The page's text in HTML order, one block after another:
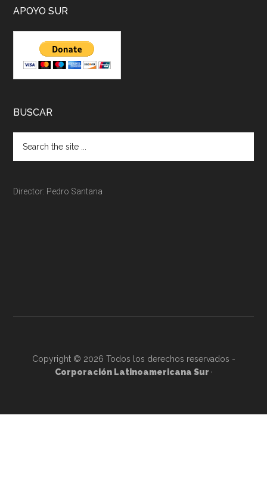
APOYO SUR
BUSCAR
Director: Pedro Santana
Copyright © 2026 Todos los derechos reservados -
Corporación Latinoamericana Sur ·